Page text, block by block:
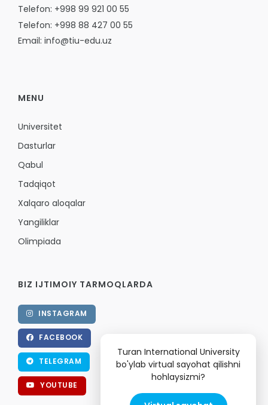
Telefon: +998 99 921 00 55
Telefon: +998 88 427 00 55
Email: info@tiu-edu.uz
MENU
Universitet
Dasturlar
Qabul
Tadqiqot
Xalqaro aloqalar
Yangiliklar
Olimpiada
BIZ IJTIMOIY TARMOQLARDA
INSTAGRAM
FACEBOOK
TELEGRAM
YOUTUBE
Turan International University
bo'ylab virtual sayohat qilishni
hohlaysizmi?